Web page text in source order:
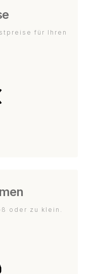
für Ihren
oder zu klein.